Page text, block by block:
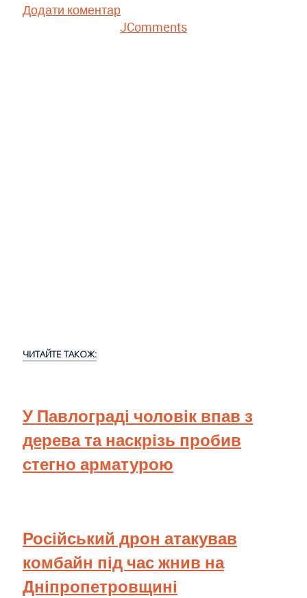
Додати коментар
JComments
ЧИТАЙТЕ ТАКОЖ:
У Павлограді чоловік впав з
дерева та наскрізь пробив
стегно арматурою
Російський дрон атакував
комбайн під час жнив на
Дніпропетровщині